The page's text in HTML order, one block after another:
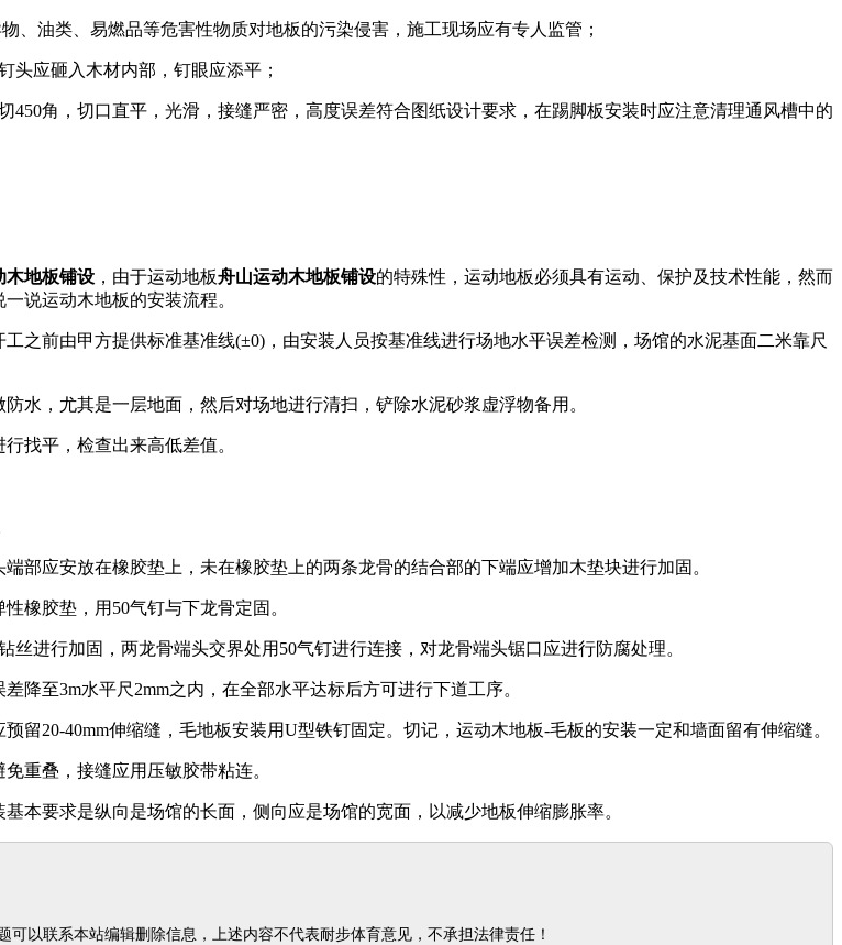
油类、易燃品等危害性物质对地板的污染侵害，施工现场应有专人监管；
头应砸入木材内部，钉眼应添平；
角，切口直平，光滑，接缝严密，高度误差符合图纸设计要求，在踢脚板安装时应注意清理通风槽中的
木地板铺设 ，由于运动地板舟山运动木地板铺设的特殊性，运动地板必须具有运动、保护及技术性能，然而
说运动木地板的安装流程。
之前由甲方提供标准基准线(±0)，由安装人员按基准线进行场地水平误差检测，场馆的水泥基面二米靠尺
水，尤其是一层地面，然后对场地进行清扫，铲除水泥砂浆虚浮物备用。
找平，检查出来高低差值。
部应安放在橡胶垫上，未在橡胶垫上的两条龙骨的结合部的下端应增加木垫块进行加固。
橡胶垫，用50气钉与下龙骨定固。
进行加固，两龙骨端头交界处用50气钉进行连接，对龙骨端头锯口应进行防腐处理。
降至3m水平尺2mm之内，在全部水平达标后方可进行下道工序。
20-40mm伸缩缝，毛地板安装用U型铁钉固定。切记，运动木地板-毛板的安装一定和墙面留有伸缩缝。
重叠，接缝应用压敏胶带粘连。
本要求是纵向是场馆的长面，侧向应是场馆的宽面，以减少地板伸缩膨胀率。
以联系本站编辑删除信息，上述内容不代表耐步体育意见，不承担法律责任！